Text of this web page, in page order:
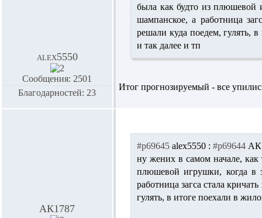
alex5550
Сообщения: 2501
Благодарностей: 23
была как будто из плюшевой
шампанское, а работница
решали куда поедем, гулять,
и так далее и тп
Итог прогнозируемый - все
АК1787
#p69645 alex5550 : #p69644
ну жених в самом начале, как
плюшевой игрушки, когда в
работница загса стала
гулять, в итоге поехали в